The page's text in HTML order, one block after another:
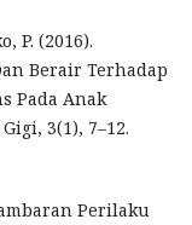
P. (2016).
Berair Terhadap
Pada Anak
3(1), 7–12.
Perilaku